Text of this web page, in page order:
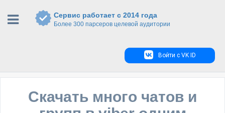
Сервис работает с 2014 года
Более 300 парсеров целевой аудитории
Войти с VK ID
Скачать много чатов и